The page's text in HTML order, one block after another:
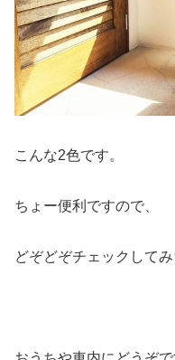
こんな2色です。
ちょー便利ですので、
どぞどぞチェックして